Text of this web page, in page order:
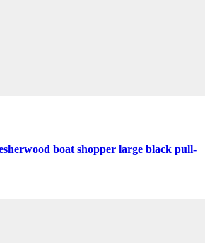
boat shopper large black pull-